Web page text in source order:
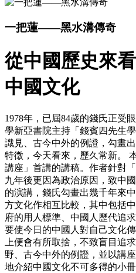
一把蓮——黑水溝傳奇
從中國歷史來
中國文化
1978年，已屆84歲的錢氏正受
學新亞書院主持「錢賓四先生
識見、古今中外的例證，勾畫
特徵，今天看來，歷久常新。
講座」首講的講稿。作者針對
九年後更因為政治原因，致中
的演講，錢氏勾畫出幾千年來
方文化作相互比較，其中包括
府的用人標準、中國人歷代追
要使今日的中國人對自己文化
上便會有所取捨，不致盲目追
野、古今中外的例證，並以講
地介紹中國文化不可多得的小冊